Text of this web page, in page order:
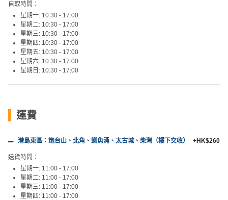
自取時間：
星期一: 10:30 - 17:00
星期二: 10:30 - 17:00
星期三: 10:30 - 17:00
星期四: 10:30 - 17:00
星期五: 10:30 - 17:00
星期六: 10:30 - 17:00
星期日: 10:30 - 17:00
運費
港島東區：炮台山、北角、鰂魚涌、太古城、柴灣（樓下交收） +HK$260
送貨時間：
星期一: 11:00 - 17:00
星期二: 11:00 - 17:00
星期三: 11:00 - 17:00
星期四: 11:00 - 17:00